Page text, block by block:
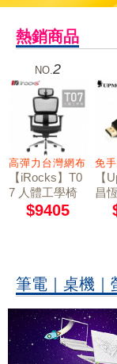
熱銷商品
NO. 2
高彈力台灣網布 4D
【iRocks】T0
7 人體工學椅
石墨黑
$9405
免
【
昌
2
筆電｜桌機｜